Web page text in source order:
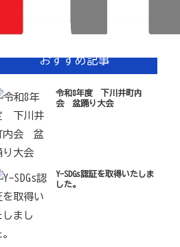
おすすめ記事
令和8年度 下川井町内
会 盆踊り大会
Y-SDGs認証を取得いたしま
した。